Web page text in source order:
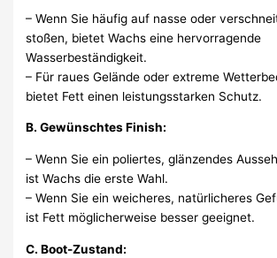
– Wenn Sie häufig auf nasse oder
stoßen, bietet Wachs eine hervorragende
Wasserbeständigkeit.
– Für raues Gelände oder extreme
bietet Fett einen leistungsstarken Schutz.
B. Gewünschtes Finish:
– Wenn Sie ein poliertes, glänzendes
ist Wachs die erste Wahl.
– Wenn Sie ein weicheres, natürlicheres
ist Fett möglicherweise besser geeignet.
C. Boot-Zustand: